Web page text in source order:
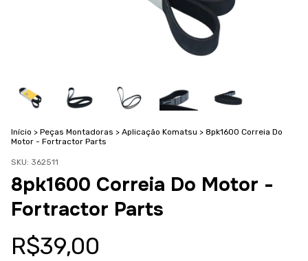
Início > Peças Montadoras > Aplicação Komatsu > 8pk1600 Correia Do
Motor - Fortractor Parts
SKU: 362511
8pk1600 Correia Do Motor -
Fortractor Parts
R$39,00